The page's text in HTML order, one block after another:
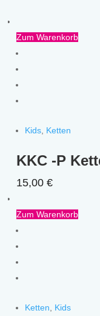
Zum Warenkorb
Kids Ketten
KKC -P
15,00€
Zum Warenkorb
Ketten Kids